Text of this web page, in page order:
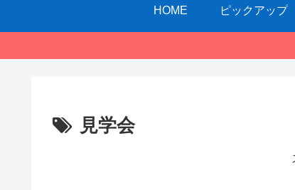
HOME ピックアップ
見学会